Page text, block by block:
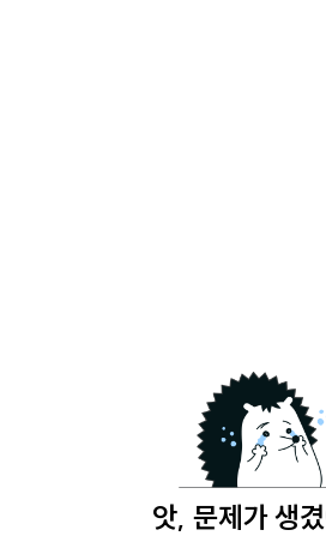
앗, 문제가 생